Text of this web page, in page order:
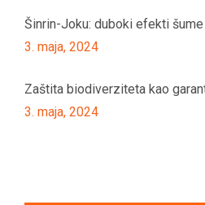
Šinrin-Joku: duboki efekti
3. maja, 2024
Zaštita biodiverziteta kao
3. maja, 2024